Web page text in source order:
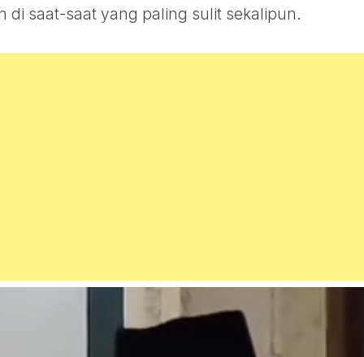
di saat-saat yang paling sulit sekalipun.